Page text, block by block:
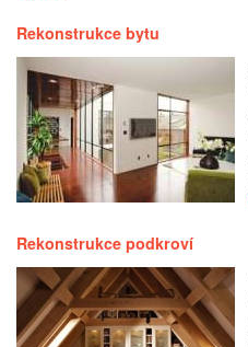
Rekonstrukce bytu
Rekonstrukce podkroví